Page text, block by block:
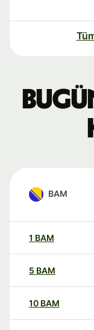
BAM
1 BAM
5 BAM
10 BAM